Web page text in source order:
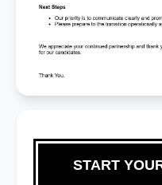
START